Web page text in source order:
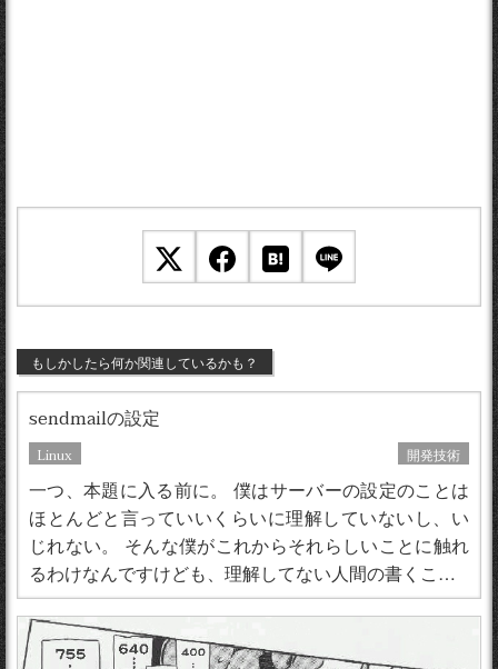
もしかしたら何か関連しているかも？
sendmailの設定
Linux 開発技術
一つ、本題に入る前に。 僕はサーバーの設定のことは
ほとんどと言っていいくらいに理解していないし、い
じれない。 そんな僕がこれからそれらしいことに触れ
るわけなんですけども、理解してない人間の書くこ…